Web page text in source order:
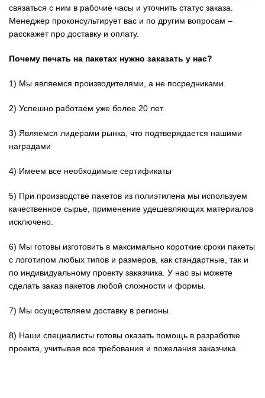
связаться с ним в рабочие часы и уточнить статус заказа.
Менеджер проконсультирует вас и по другим вопросам –
расскажет про доставку и оплату.
Почему печать на пакетах нужно заказать у нас?
1) Мы являемся производителями, а не посредниками.
2) Успешно работаем уже более 20 лет.
3) Являемся лидерами рынка, что подтверждается нашими
наградами
4) Имеем все необходимые сертификаты
5) При производстве пакетов из полиэтилена мы используем
качественное сырье, применение удешевляющих материалов
исключено.
6) Мы готовы изготовить в максимально короткие сроки пакеты
с логотипом любых типов и размеров, как стандартные, так и
по индивидуальному проекту заказчика. У нас вы можете
сделать заказ пакетов любой сложности и формы.
7) Мы осуществляем доставку в регионы.
8) Наши специалисты готовы оказать помощь в разработке
проекта, учитывая все требования и пожелания заказчика.